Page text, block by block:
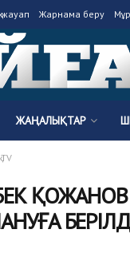
жауап Жарнама беру
ЖАҢАЛЫҚТАР
TV